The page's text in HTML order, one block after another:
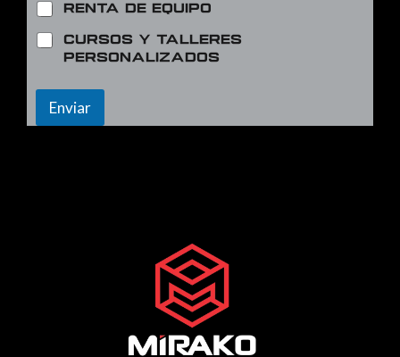
Renta de equipo
Cursos y talleres
personalizados
Enviar